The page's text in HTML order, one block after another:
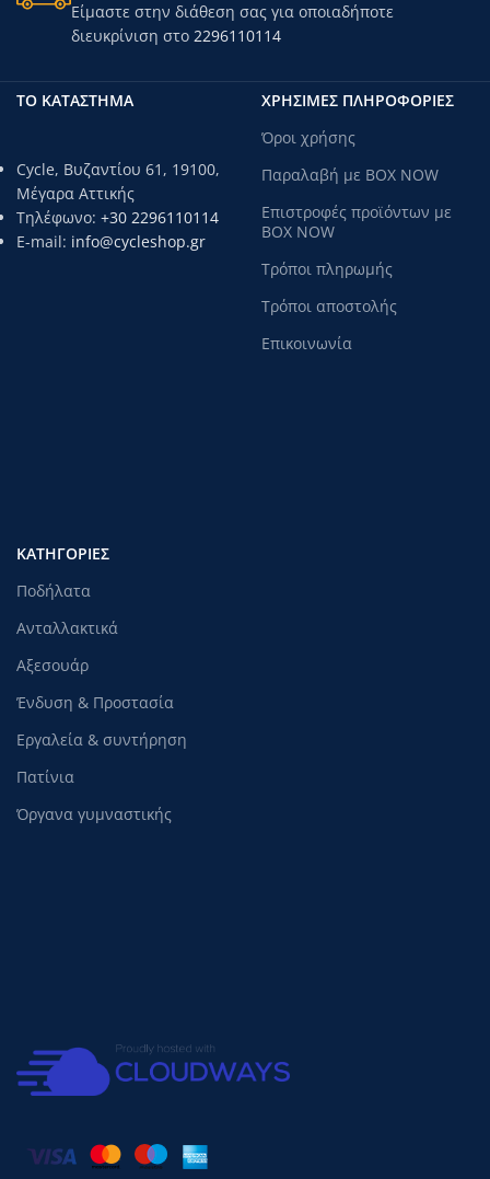
Είμαστε στην διάθεση σας για οποιαδήποτε
διευκρίνιση στο 2296110114
ΤΟ ΚΑΤΑΣΤΗΜΑ
Cycle, Βυζαντίου 61, 19100,
Μέγαρα Αττικής
Τηλέφωνο: +30 2296110114
E-mail: info@cycleshop.gr
ΧΡΗΣΙΜΕΣ ΠΛΗΡΟΦΟΡΙΕΣ
Όροι χρήσης
Παραλαβή με BOX NOW
Επιστροφές προϊόντων με
BOX NOW
Τρόποι πληρωμής
Τρόποι αποστολής
Επικοινωνία
ΚΑΤΗΓΟΡΊΕΣ
Ποδήλατα
Ανταλλακτικά
Αξεσουάρ
Ένδυση & Προστασία
Εργαλεία & συντήρηση
Πατίνια
Όργανα γυμναστικής